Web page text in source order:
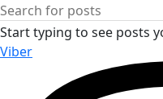
Start typing to see posts
Viber